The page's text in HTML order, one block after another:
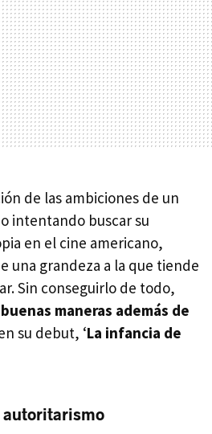
de las ambiciones de un
intentando buscar su
en el cine americano,
una grandeza a la que tiende
Sin conseguirlo de todo,
maneras además de
su debut, ‘La infancia de